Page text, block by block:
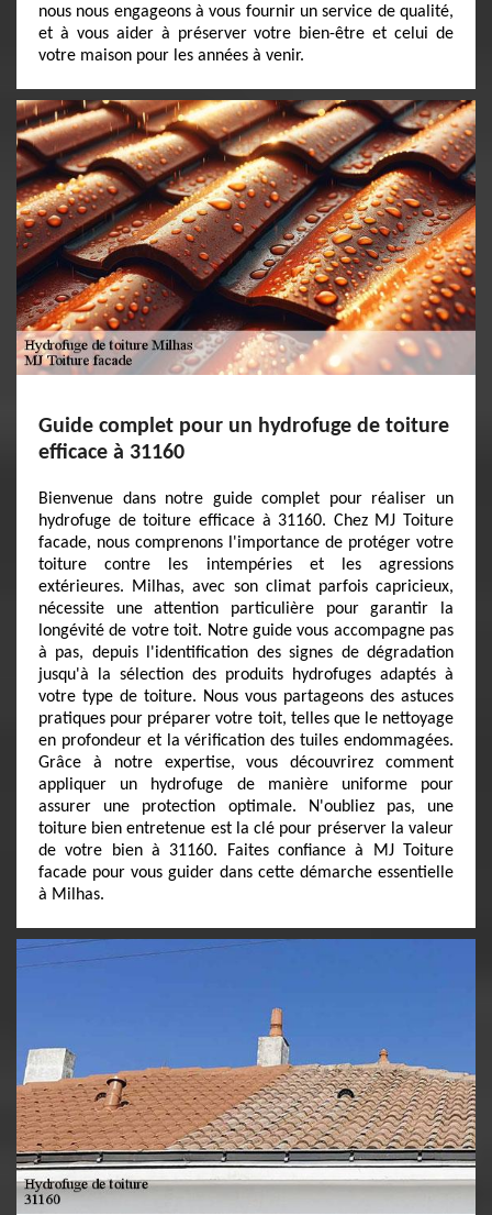
nous nous engageons à vous fournir un service de qualité,
et à vous aider à préserver votre bien-être et celui de
votre maison pour les années à venir.
Guide complet pour un hydrofuge de toiture
efficace à 31160
Bienvenue dans notre guide complet pour réaliser un
hydrofuge de toiture efficace à 31160. Chez MJ Toiture
facade, nous comprenons l'importance de protéger votre
toiture contre les intempéries et les agressions
extérieures. Milhas, avec son climat parfois capricieux,
nécessite une attention particulière pour garantir la
longévité de votre toit. Notre guide vous accompagne pas
à pas, depuis l'identification des signes de dégradation
jusqu'à la sélection des produits hydrofuges adaptés à
votre type de toiture. Nous vous partageons des astuces
pratiques pour préparer votre toit, telles que le nettoyage
en profondeur et la vérification des tuiles endommagées.
Grâce à notre expertise, vous découvrirez comment
appliquer un hydrofuge de manière uniforme pour
assurer une protection optimale. N'oubliez pas, une
toiture bien entretenue est la clé pour préserver la valeur
de votre bien à 31160. Faites confiance à MJ Toiture
facade pour vous guider dans cette démarche essentielle
à Milhas.